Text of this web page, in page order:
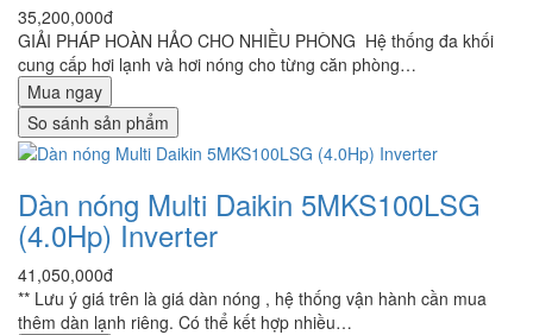
35,200,000đ
GIẢI PHÁP HOÀN HẢO CHO NHIỀU PHÒNG Hệ thống đa khối
cung cấp hơi lạnh và hơi nóng cho từng căn phòng…
Mua ngay
So sánh sản phẩm
Dàn nóng Multi Daikin 5MKS100LSG
(4.0Hp) Inverter
41,050,000đ
** Lưu ý giá trên là giá dàn nóng , hệ thống vận hành cần mua
thêm dàn lạnh riêng. Có thể kết hợp nhiều…